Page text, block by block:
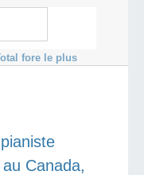
...
confie avoir aidé
fore le plus
Canada,